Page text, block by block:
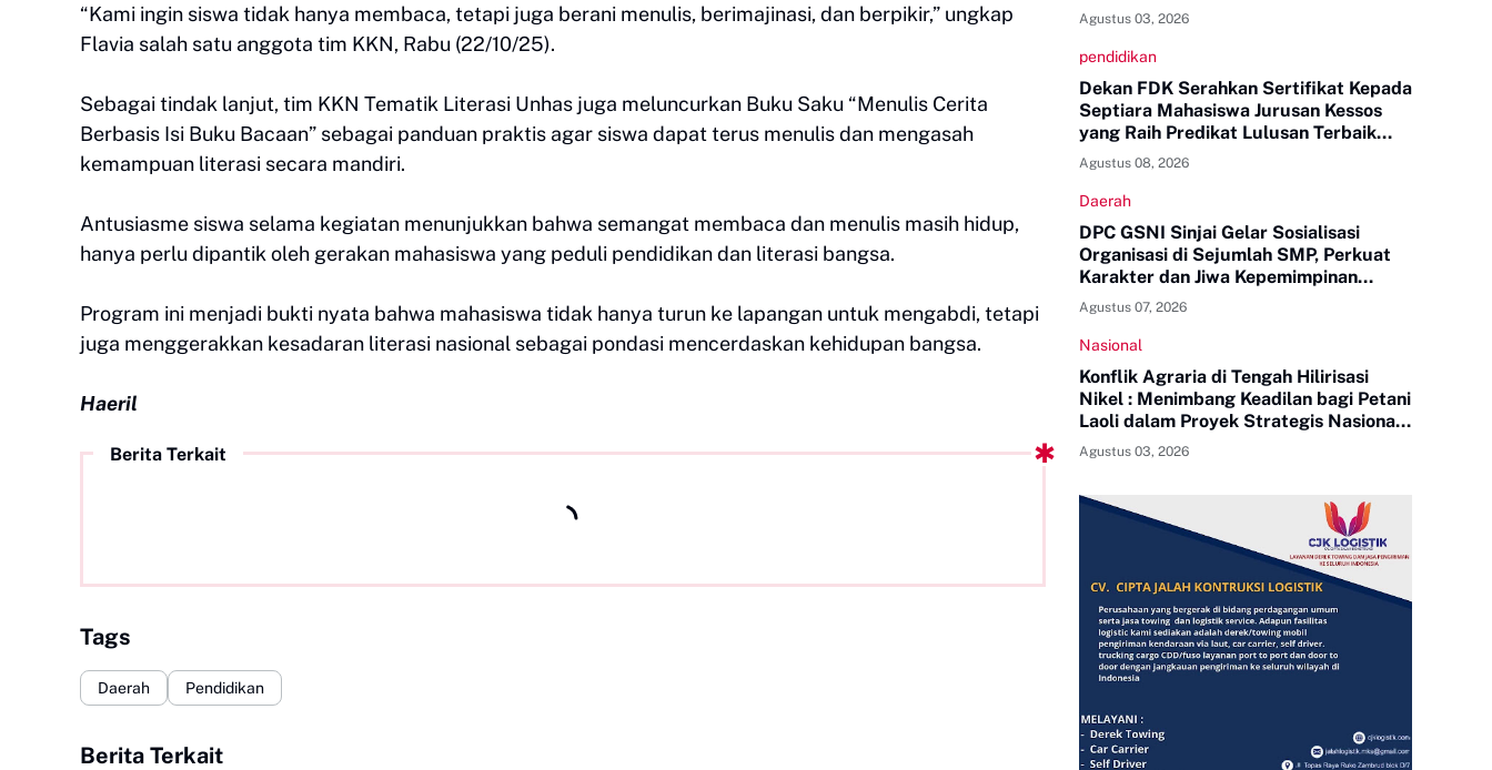
“Kami ingin siswa tidak hanya membaca, tetapi juga berani menulis, berimajinasi, dan berpikir,” ungkap
Flavia salah satu anggota tim KKN, Rabu (22/10/25).
Sebagai tindak lanjut, tim KKN Tematik Literasi Unhas juga meluncurkan Buku Saku “Menulis Cerita
Berbasis Isi Buku Bacaan” sebagai panduan praktis agar siswa dapat terus menulis dan mengasah
kemampuan literasi secara mandiri.
Antusiasme siswa selama kegiatan menunjukkan bahwa semangat membaca dan menulis masih hidup,
hanya perlu dipantik oleh gerakan mahasiswa yang peduli pendidikan dan literasi bangsa.
Program ini menjadi bukti nyata bahwa mahasiswa tidak hanya turun ke lapangan untuk mengabdi, tetapi
juga menggerakkan kesadaran literasi nasional sebagai pondasi mencerdaskan kehidupan bangsa.
Haeril
Berita Terkait
Tags
Daerah Pendidikan
Berita Terkait
Agustus 03, 2026
pendidikan
Dekan FDK Serahkan Sertifikat Kepada
Septiara Mahasiswa Jurusan Kessos
yang Raih Predikat Lulusan Terbaik
Tingkat UINAM
Agustus 08, 2026
Daerah
DPC GSNI Sinjai Gelar Sosialisasi
Organisasi di Sejumlah SMP, Perkuat
Karakter dan Jiwa Kepemimpinan
Pelajar
Agustus 07, 2026
Nasional
Konflik Agraria di Tengah Hilirisasi
Nikel : Menimbang Keadilan bagi Petani
Laoli dalam Proyek Strategis Nasional
PT Indonesia Huali Industry Park
Agustus 03, 2026